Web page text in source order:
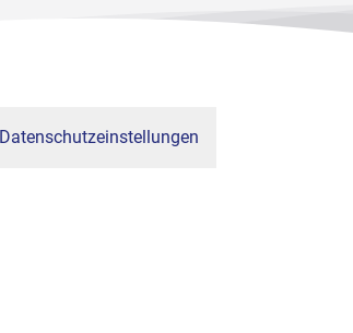
Datenschutzeinstellungen